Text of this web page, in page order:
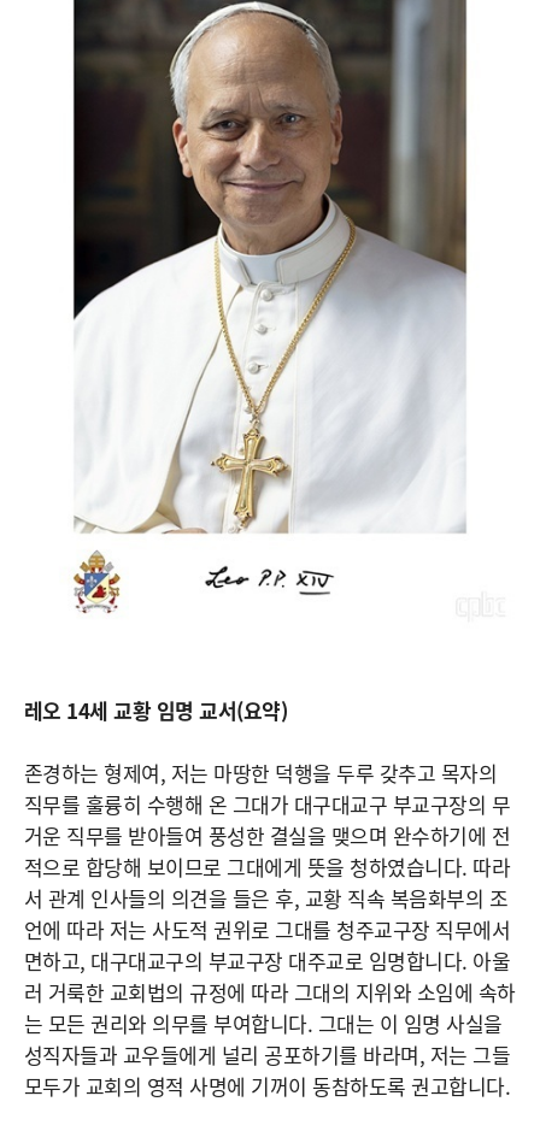
레오 14세 교황 임명 교서(요약)
존경하는 형제여, 저는 마땅한 덕행을 두루 갖추고 목자의
직무를 훌륭히 수행해 온 그대가 대구대교구 부교구장의 무
거운 직무를 받아들여 풍성한 결실을 맺으며 완수하기에 전
적으로 합당해 보이므로 그대에게 뜻을 청하였습니다. 따라
서 관계 인사들의 의견을 들은 후, 교황 직속 복음화부의 조
언에 따라 저는 사도적 권위로 그대를 청주교구장 직무에서
면하고, 대구대교구의 부교구장 대주교로 임명합니다. 아울
러 거룩한 교회법의 규정에 따라 그대의 지위와 소임에 속하
는 모든 권리와 의무를 부여합니다. 그대는 이 임명 사실을
성직자들과 교우들에게 널리 공포하기를 바라며, 저는 그들
모두가 교회의 영적 사명에 기꺼이 동참하도록 권고합니다.